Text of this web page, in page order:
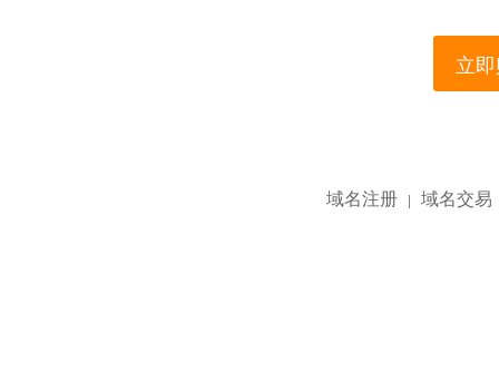
立
域名注册 | 域名交易